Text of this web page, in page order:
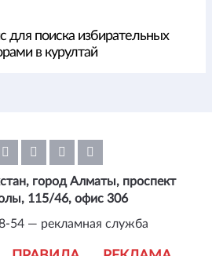
для поиска избирательных
в курултай
город Алматы, проспект
115/46, офис 306
54 — рекламная служба